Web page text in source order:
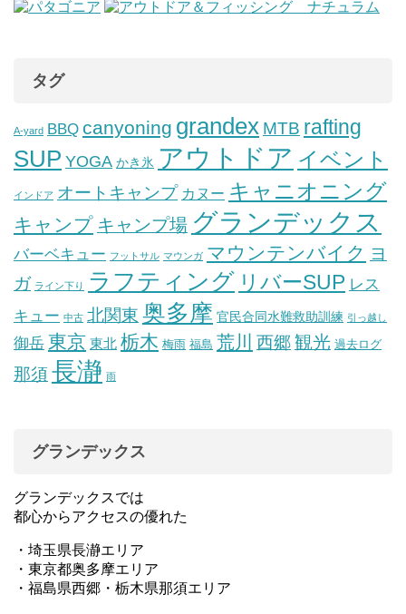
タグ
A-yard BBQ canyoning grandex MTB rafting
SUP YOGA かき氷 アウトドア イベント
インドア オートキャンプ カヌー キャニオニング
キャンプ キャンプ場 グランデックス
バーベキュー フットサル マウンガ マウンテンバイク ヨ
ガ ライン下り ラフティング リバーSUP レス
キュー 中古 北関東 奥多摩 官民合同水難救助訓練 引っ越し
御岳 東京 東北 栃木 梅雨 福島 荒川 西郷観光 過去ログ
那須長瀞 雨
グランデックス
グランデックスでは
都心からアクセスの優れた
・埼玉県長瀞エリア
・東京都奥多摩エリア
・福島県西郷・栃木県那須エリア